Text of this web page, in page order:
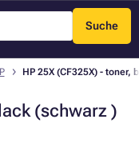
Suche
Menü
HP 25X (CF325X) - toner,
(schwarz )